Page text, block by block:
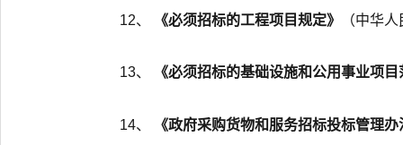
12、 《必须招标的工程项目规定》 （中华
13、 《必须招标的基础设施和公用事业项
14、 《政府采购货物和服务招标投标管理办